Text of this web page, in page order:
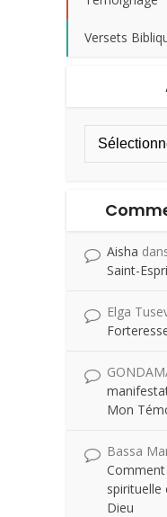
Versets
Aisha
Saint-
Elga
Mon
Bassa
spirituelle
Dieu